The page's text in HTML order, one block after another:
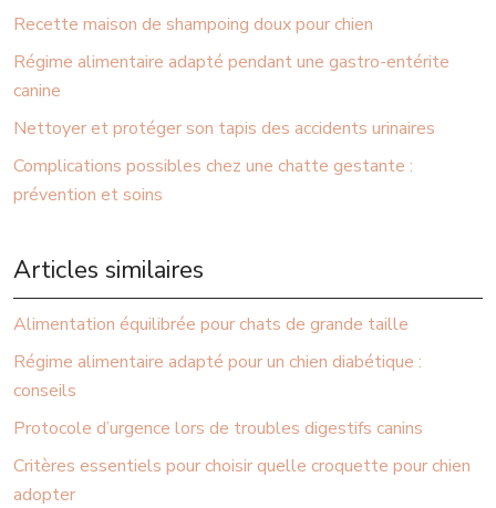
Recette maison de shampoing doux pour chien
Régime alimentaire adapté pendant une gastro-entérite
canine
Nettoyer et protéger son tapis des accidents urinaires
Complications possibles chez une chatte gestante :
prévention et soins
Articles similaires
Alimentation équilibrée pour chats de grande taille
Régime alimentaire adapté pour un chien diabétique :
conseils
Protocole d’urgence lors de troubles digestifs canins
Critères essentiels pour choisir quelle croquette pour chien
adopter